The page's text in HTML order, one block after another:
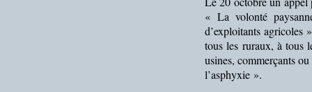
« La volonté
d’exploitants agricoles
tous les ruraux, à tous
usines, commerçants
l’asphyxie ».